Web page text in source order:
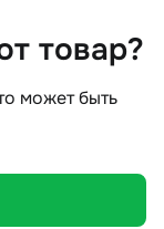
товар?
может быть